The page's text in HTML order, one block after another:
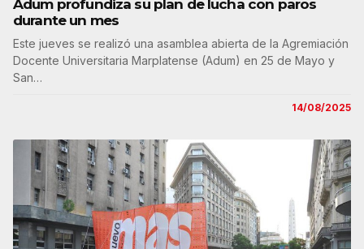
Adum profundiza su plan de lucha con paros
durante un mes
Este jueves se realizó una asamblea abierta de la Agremiación
Docente Universitaria Marplatense (Adum) en 25 de Mayo y
San…
14/08/2025